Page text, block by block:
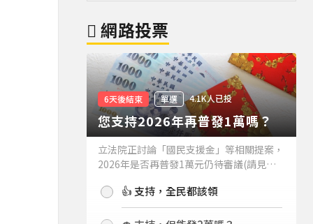
網路投票
6天後結束 單選 4.1K人已投
您支持2026年再普發1萬嗎？
立法院正討論「國民支援金」等相關提案，
2026年是否再普發1萬元仍待審議(請見下
持嗎？👍 支持，全民都該領